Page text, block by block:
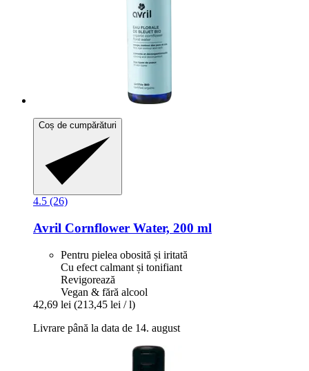
Coș de cumpărături
4.5 (26)
Avril Cornflower Water, 200 ml
Pentru pielea obosită și iritată
Cu efect calmant și tonifiant
Revigorează
Vegan & fără alcool
42,69 lei (213,45 lei / l)
Livrare până la data de 14. august